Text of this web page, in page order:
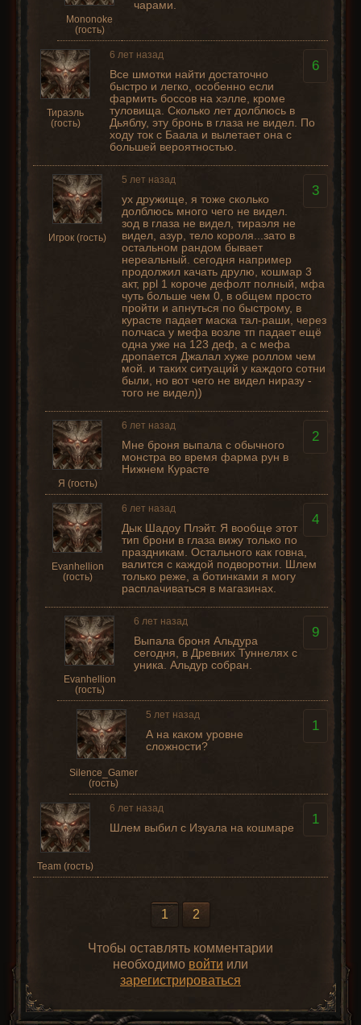
Mononoke
(гость)
чарами.
Тираэль
(гость)
6
6 лет назад
Все шмотки найти достаточно
быстро и легко, особенно если
фармить боссов на хэлле, кроме
туловища. Сколько лет долблюсь в
Дьяблу, эту бронь в глаза не видел. По
ходу ток с Баала и вылетает она с
большей вероятностью.
Игрок (гость)
3
5 лет назад
ух дружище, я тоже сколько
долблюсь много чего не видел.
зод в глаза не видел, тираэля не
видел, азур, тело короля...зато в
остальном рандом бывает
нереальный. сегодня например
продолжил качать друлю, кошмар 3
акт, ppl 1 короче дефолт полный, мфа
чуть больше чем 0, в общем просто
пройти и апнуться по быстрому, в
курасте падает маска тал-раши, через
полчаса у мефа возле тп падает ещё
одна уже на 123 деф, а с мефа
дропается Джалал хуже роллом чем
мой. и таких ситуаций у каждого сотни
были, но вот чего не видел ниразу -
того не видел))
Я (гость)
2
6 лет назад
Мне броня выпала с обычного
монстра во время фарма рун в
Нижнем Курасте
Evanhellion
(гость)
4
6 лет назад
Дык Шадоу Плэйт. Я вообще этот
тип брони в глаза вижу только по
праздникам. Остального как говна,
валится с каждой подворотни. Шлем
только реже, а ботинками я могу
расплачиваться в магазинах.
Evanhellion
(гость)
9
6 лет назад
Выпала броня Альдура
сегодня, в Древних Туннелях с
уника. Альдур собран.
Silence_Gamer
(гость)
1
5 лет назад
А на каком уровне
сложности?
Team (гость)
1
6 лет назад
Шлем выбил с Изуала на кошмаре
1 2
Чтобы оставлять комментарии
необходимо войти или
зарегистрироваться